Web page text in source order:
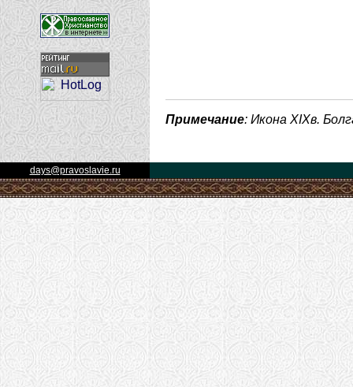
Примечание: Икона XIXв.
days@pravoslavie.ru